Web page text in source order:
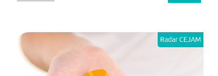
Radar CEJAM